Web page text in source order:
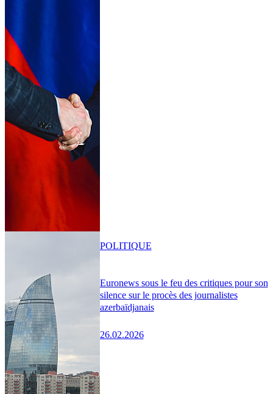
Euronews sous le feu des critiques pour son
silence sur le procès des journalistes
azerbaïdjanais
26.02.2026
POLITIQUE